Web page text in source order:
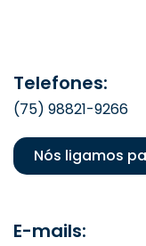
Telefones:
(75) 98821-9266
Nós ligamos
E-mails: